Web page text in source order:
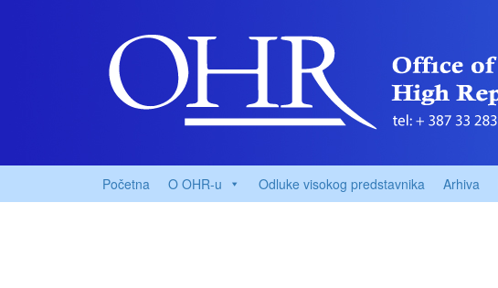
Početna O OHR-u Odluke visokog predstavnika Arhiva